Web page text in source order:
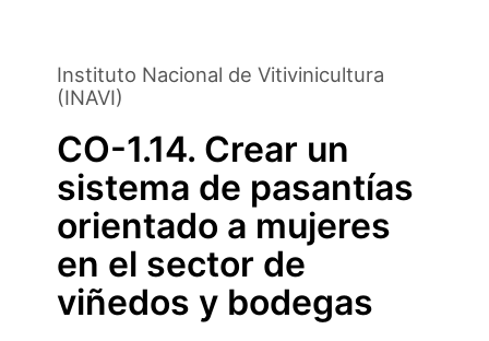
contenido
principal
Instituto Nacional de Vitivinicultura
(INAVI)
CO-1.14. Crear un
sistema de pasantías
orientado a mujeres
en el sector de
viñedos y bodegas